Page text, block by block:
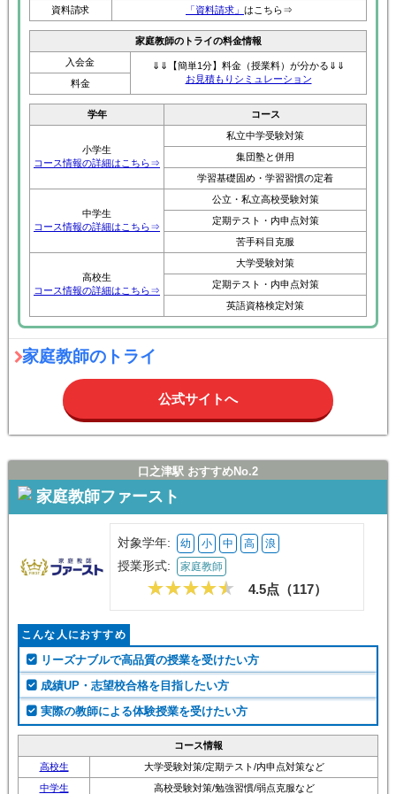
資料請求
「資料請求」 はこちら⇒
家庭教師のトライの料金情報
入会金
⇓⇓【簡単1分】料金（授業料）が分かる⇓⇓
お見積もりシミュレーション
料金
学年 コース
小学生
コース情報の詳細はこちら⇒
私立中学受験対策
集団塾と併用
学習基礎固め・学習習慣の定着
中学生
コース情報の詳細はこちら⇒
公立・私立高校受験対策
定期テスト・内申点対策
苦手科目克服
高校生
コース情報の詳細はこちら⇒
大学受験対策
定期テスト・内申点対策
英語資格検定対策
家庭教師のトライ
公式サイトへ
口之津駅 おすすめNo.2
家庭教師ファースト
対象学年: 幼 小 中 高 浪
授業形式: 家庭教師
4.5点（117）
こんな人におすすめ
リーズナブルで高品質の授業を受けたい方
成績UP・志望校合格を目指したい方
実際の教師による体験授業を受けたい方
コース情報
高校生
大学受験対策/定期テスト/内申点対策など
中学生
高校受験対策/勉強習慣/弱点克服など